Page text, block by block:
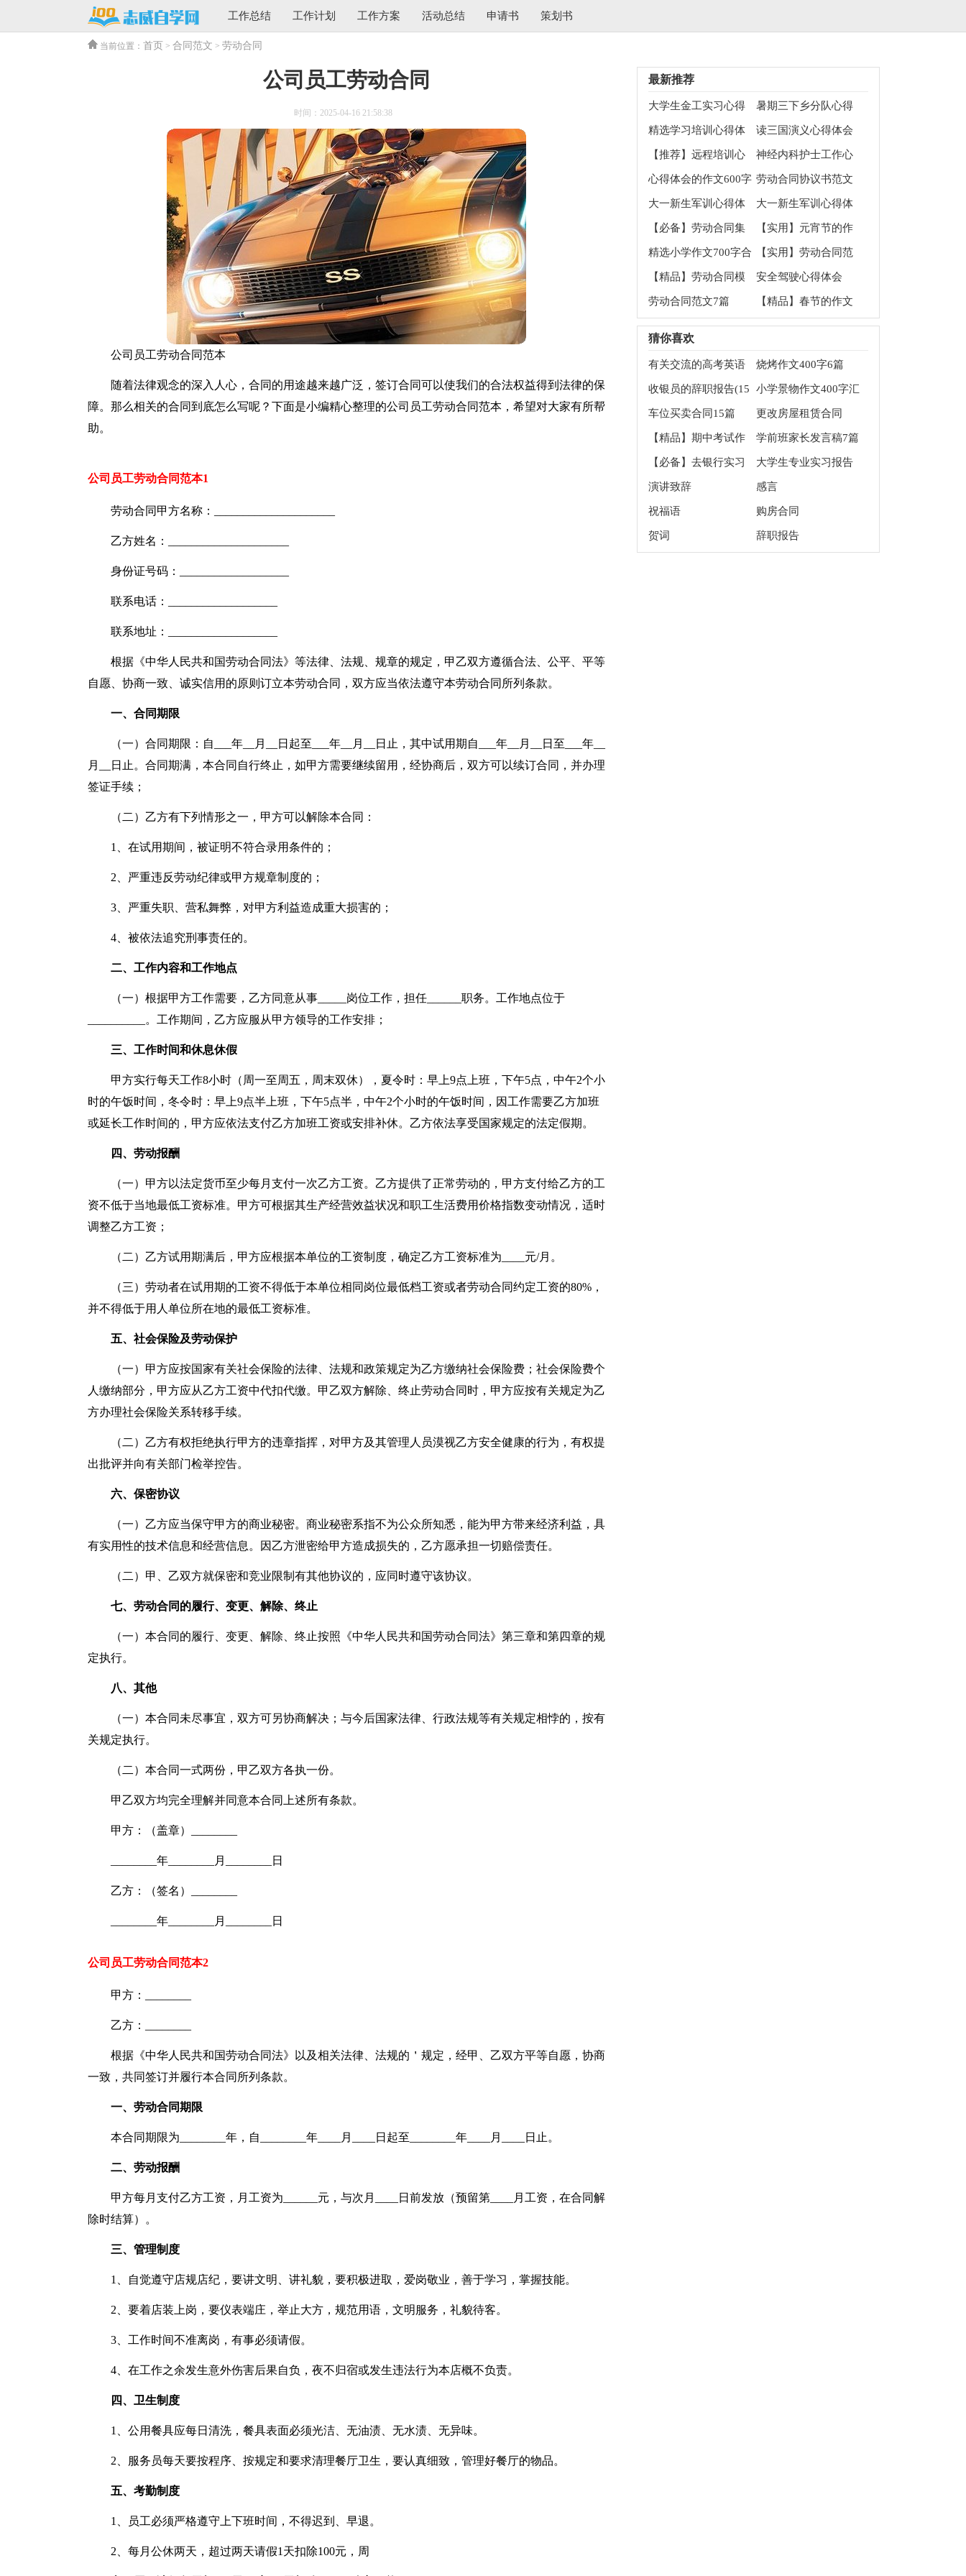
工作总结 工作计划 工作方案 活动总结 申请书 策划书
当前位置： 首页 > 合同范文 > 劳动合同
公司员工劳动合同
时间：2025-04-16 21:58:38
公司员工劳动合同范本
随着法律观念的深入人心，合同的用途越来越广泛，签订合同可以使我们的合法权益得到法律的保
障。那么相关的合同到底怎么写呢？下面是小编精心整理的公司员工劳动合同范本，希望对大家有所帮
助。
公司员工劳动合同范本1
劳动合同甲方名称：_____________________
乙方姓名：_____________________
身份证号码：___________________
联系电话：___________________
联系地址：___________________
根据《中华人民共和国劳动合同法》等法律、法规、规章的规定，甲乙双方遵循合法、公平、平等
自愿、协商一致、诚实信用的原则订立本劳动合同，双方应当依法遵守本劳动合同所列条款。
一、合同期限
（一）合同期限：自___年__月__日起至___年__月__日止，其中试用期自___年__月__日至___年__
月__日止。合同期满，本合同自行终止，如甲方需要继续留用，经协商后，双方可以续订合同，并办理
签证手续；
（二）乙方有下列情形之一，甲方可以解除本合同：
1、在试用期间，被证明不符合录用条件的；
2、严重违反劳动纪律或甲方规章制度的；
3、严重失职、营私舞弊，对甲方利益造成重大损害的；
4、被依法追究刑事责任的。
二、工作内容和工作地点
（一）根据甲方工作需要，乙方同意从事_____岗位工作，担任______职务。工作地点位于
__________。工作期间，乙方应服从甲方领导的工作安排；
三、工作时间和休息休假
甲方实行每天工作8小时（周一至周五，周末双休），夏令时：早上9点上班，下午5点，中午2个小
时的午饭时间，冬令时：早上9点半上班，下午5点半，中午2个小时的午饭时间，因工作需要乙方加班
或延长工作时间的，甲方应依法支付乙方加班工资或安排补休。乙方依法享受国家规定的法定假期。
四、劳动报酬
（一）甲方以法定货币至少每月支付一次乙方工资。乙方提供了正常劳动的，甲方支付给乙方的工
资不低于当地最低工资标准。甲方可根据其生产经营效益状况和职工生活费用价格指数变动情况，适时
调整乙方工资；
（二）乙方试用期满后，甲方应根据本单位的工资制度，确定乙方工资标准为____元/月。
（三）劳动者在试用期的工资不得低于本单位相同岗位最低档工资或者劳动合同约定工资的80%，
并不得低于用人单位所在地的最低工资标准。
五、社会保险及劳动保护
（一）甲方应按国家有关社会保险的法律、法规和政策规定为乙方缴纳社会保险费；社会保险费个
人缴纳部分，甲方应从乙方工资中代扣代缴。甲乙双方解除、终止劳动合同时，甲方应按有关规定为乙
方办理社会保险关系转移手续。
（二）乙方有权拒绝执行甲方的违章指挥，对甲方及其管理人员漠视乙方安全健康的行为，有权提
出批评并向有关部门检举控告。
六、保密协议
（一）乙方应当保守甲方的商业秘密。商业秘密系指不为公众所知悉，能为甲方带来经济利益，具
有实用性的技术信息和经营信息。因乙方泄密给甲方造成损失的，乙方愿承担一切赔偿责任。
（二）甲、乙双方就保密和竞业限制有其他协议的，应同时遵守该协议。
七、劳动合同的履行、变更、解除、终止
（一）本合同的履行、变更、解除、终止按照《中华人民共和国劳动合同法》第三章和第四章的规
定执行。
八、其他
（一）本合同未尽事宜，双方可另协商解决；与今后国家法律、行政法规等有关规定相悖的，按有
关规定执行。
（二）本合同一式两份，甲乙双方各执一份。
甲乙双方均完全理解并同意本合同上述所有条款。
甲方：（盖章）________
________年________月________日
乙方：（签名）________
________年________月________日
公司员工劳动合同范本2
甲方：________
乙方：________
根据《中华人民共和国劳动合同法》以及相关法律、法规的＇规定，经甲、乙双方平等自愿，协商
一致，共同签订并履行本合同所列条款。
一、劳动合同期限
本合同期限为________年，自________年____月____日起至________年____月____日止。
二、劳动报酬
甲方每月支付乙方工资，月工资为______元，与次月____日前发放（预留第____月工资，在合同解
除时结算）。
三、管理制度
1、自觉遵守店规店纪，要讲文明、讲礼貌，要积极进取，爱岗敬业，善于学习，掌握技能。
2、要着店装上岗，要仪表端庄，举止大方，规范用语，文明服务，礼貌待客。
3、工作时间不准离岗，有事必须请假。
4、在工作之余发生意外伤害后果自负，夜不归宿或发生违法行为本店概不负责。
四、卫生制度
1、公用餐具应每日清洗，餐具表面必须光洁、无油渍、无水渍、无异味。
2、服务员每天要按程序、按规定和要求清理餐厅卫生，要认真细致，管理好餐厅的物品。
五、考勤制度
1、员工必须严格遵守上下班时间，不得迟到、早退。
2、每月公休两天，超过两天请假1天扣除100元，周
最新推荐
大学生金工实习心得
体会
暑期三下乡分队心得
体会
精选学习培训心得体
会三篇
读三国演义心得体会
【推荐】远程培训心
得体会模板汇编8篇
神经内科护士工作心
得体会
心得体会的作文600字
合集9篇
劳动合同协议书范文
合集五篇
大一新生军训心得体
会(15篇)
大一新生军训心得体
会范文
【必备】劳动合同集
锦6篇
【实用】元宵节的作
文700字六篇
精选小学作文700字合
集5篇
【实用】劳动合同范
文合集8篇
【精品】劳动合同模
板汇总六篇
安全驾驶心得体会
（精选5篇）
劳动合同范文7篇
【精品】春节的作文
猜你喜欢
有关交流的高考英语
作文
烧烤作文400字6篇
收银员的辞职报告(15
篇)
小学景物作文400字汇
编9篇
车位买卖合同15篇 更改房屋租赁合同
【精品】期中考试作
文4篇
学前班家长发言稿7篇
【必备】去银行实习
报告3篇
大学生专业实习报告
集合15篇
演讲致辞 感言
祝福语 购房合同
贺词 辞职报告